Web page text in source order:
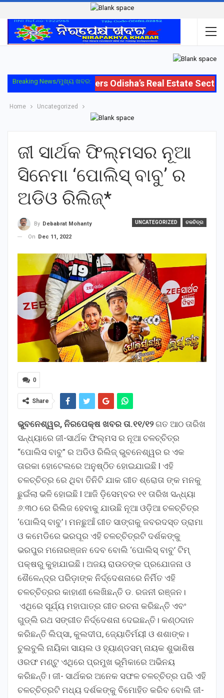
Breaking News/ମୁଖ୍ୟ ଖବର:
Oriom Group Enters Odisha’s Real Estate Sector
Home Uncategorized
ଜୀ ସାର୍ଥକ ଫିଲ୍ମସର ନୂଆ
ସିନେମା ‘ପୋଲିସ୍ ବାବୁ’ ର
ଅଡିଓ ରିଲିଜ୍*
UNCATEGORIZED ଚଳଚିତ୍ର
By Debabrat Mohanty
On Dec 11, 2022
0
Share
ଭୁବନେଶ୍ୱର, ନିରପେକ୍ଷ ଖବର ତା.୧୧/୧୨ଗତ ଆଠ ତାରିଖ
ସନ୍ଧ୍ୟାରେ ଜୀ-ସାର୍ଥକ ଫିଲ୍ମସ ର ନୂଆ ଚଳଚ୍ଚିତ୍ର
“ପୋଲିସ ବାବୁ” ର ଅଡିଓ ରିଲିଜ୍ ଭୁବନେଶ୍ୱର ର ଏକ
ତାରକା ହୋଟେଲରେ ଅନୁଷ୍ଠିତ ହୋଇଯାଇଛି l ଏହି
ଚଳଚ୍ଚିତ୍ର ରେ ଥିବା ତିନିଟି ଯାକ ଗୀତ ଶ୍ରୋତା ଙ୍କ ମନକୁ
ଛୁଇଁଲା ଭଳି ହୋଇଛି l ଆଜି ଡ଼ିସେମ୍ବର ୧୧ ତାରିଖ ସନ୍ଧ୍ୟା
୬:୩୦ ରେ ରିଲିଜ ହେବାକୁ ଯାଉଛି ନୂଆ ଓଡ଼ିଆ ଚଳଚ୍ଚିତ୍ର
‘ପୋଲିସ୍ ବାବୁ’। ମନଛୁଆଁ ଗୀତ ସାଙ୍ଗକୁ ଜବରଦସ୍ତ ଡ୍ରାମା
ଓ କମେଡିରେ ଭରପୂର ଏହି ଚଳଚ୍ଚିତ୍ରଟି ଦର୍ଶକଙ୍କୁ
ଭରପୁର ମନୋରଞ୍ଜନ ଦେବ ବୋଲି ‘ପୋଲିସ୍ ବାବୁ’ ଟିମ୍
ପକ୍ଷରୁ କୁହାଯାଇଛି। ଅଜୟ ରାଉତଙ୍କ ପ୍ରଯୋଜନା ଓ
ଶୈଳେନ୍ଦ୍ର ପରିଡ଼ାଙ୍କ ନିର୍ଦ୍ଦେଶନାରେ ନିର୍ମିତ ଏହି
ଚଳଚ୍ଚିତ୍ରର କାହାଣୀ ଲେଖିଛନ୍ତି ଡ. ରଜନୀ ରଞ୍ଜନ।
ଏଥିରେ ସୂର୍ଯ୍ୟ ମହାପାତ୍ର ଗୀତ ରଚନା କରିଛନ୍ତି ଏବଂ
ଗୁଡ୍‌ଲି ରଥ ସଙ୍ଗୀତ ନିର୍ଦ୍ଦେଶନା ଦେଇଛନ୍ତି। କଣ୍ଠଦାନ
କରିଛନ୍ତି ଲିପ୍ସା, କୁଲଦୀପ, ଜ୍ୟୋତିର୍ମୟୀ ଓ ଶଶାଙ୍କ।
ଚୁଲବୁଲି ନାୟିକା ସାୟଲ ଓ ହ୍ୟାଣ୍ଡସମ୍ ନାୟକ ଶୁଭାଶିଷ
ଓରଫ ମଣ୍ଟୁ ଏଥିରେ ପ୍ରମୁଖ ଭୂମିକାରେ ଅଭିନୟ
କରିଛନ୍ତି। ଜୀ- ସାର୍ଥକର ଅନେକ ସଫଳ ଚଳଚ୍ଚିତ୍ର ପରି ଏହି
ଚଳଚ୍ଚିତ୍ରଟି ମଧ୍ୟ ଦର୍ଶକଙ୍କୁ ବିମୋହିତ କରିବ ବୋଲି ଜୀ-